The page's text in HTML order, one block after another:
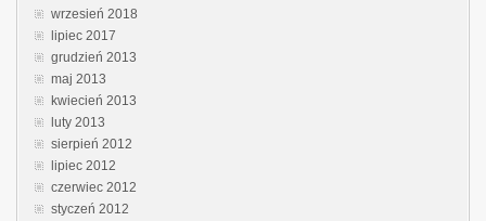
wrzesień 2018
lipiec 2017
grudzień 2013
maj 2013
kwiecień 2013
luty 2013
sierpień 2012
lipiec 2012
czerwiec 2012
styczeń 2012